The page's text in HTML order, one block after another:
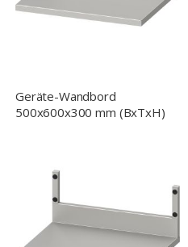
Geräte-Wandbord
500x600x300 mm (BxTxH)